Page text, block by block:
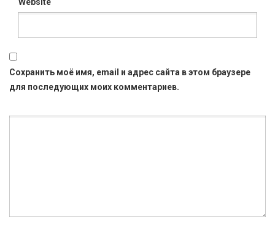
Website
Сохранить моё имя, email и адрес сайта в этом браузере
для последующих моих комментариев.